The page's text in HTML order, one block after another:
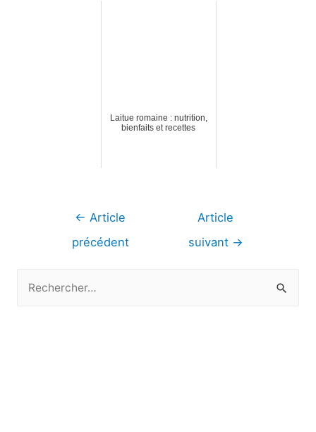
Laitue romaine : nutrition,
bienfaits et recettes
Navigation
← Article
précédent
Article
suivant →